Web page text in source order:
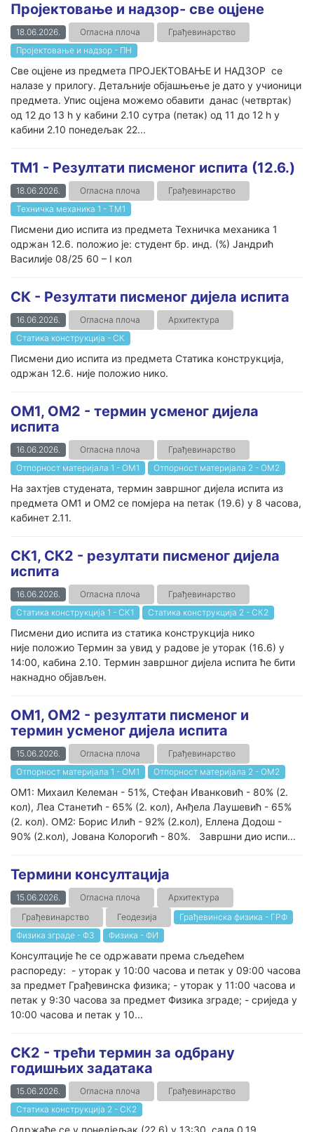
Пројектовање и надзор- све оцјене
18.06.2026. Огласна плоча
Грађевинарство
Пројектовање и надзор - ПН
Све оцјене из предмета ПРОЈЕКТОВАЊЕ И НАДЗОР се
налазе у прилогу. Детаљније објашњење је дато у учионици
предмета. Упис оцјена можемо обавити данас (четвртак)
од 12 до 13 h у кабини 2.10 сутра (петак) од 11 до 12 h у
кабини 2.10 понедељак 22...
ТМ1 - Резултати писменог испита (12.6.)
18.06.2026. Огласна плоча
Грађевинарство
Техничка механика 1 - ТМ1
Писмени дио испита из предмета Техничка механика 1
одржан 12.6. положио је: студент бр. инд. (%) Јандрић
Василије 08/25 60 – I кол
СК - Резултати писменог дијела испита
16.06.2026. Огласна плоча
Архитектура
Статика конструкција - СК
Писмени дио испита из предмета Статика конструкција,
одржан 12.6. није положио нико.
ОМ1, ОМ2 - термин усменог дијела
испита
16.06.2026. Огласна плоча
Грађевинарство
Отпорност материјала 1 - ОМ1
Отпорност материјала 2 - ОМ2
На захтјев студената, термин завршног дијела испита из
предмета ОМ1 и ОМ2 се помјера на петак (19.6) у 8 часова,
кабинет 2.11.
СК1, СК2 - резултати писменог дијела
испита
16.06.2026. Огласна плоча
Грађевинарство
Статика конструкција 1 - СК1
Статика конструкција 2 - СК2
Писмени дио испита из статика конструкција нико
није положио Термин за увид у радове је уторак (16.6) у
14:00, кабина 2.10. Термин завршног дијела испита ће бити
накнадно објављен.
ОМ1, ОМ2 - резултати писменог и
термин усменог дијела испита
15.06.2026. Огласна плоча
Грађевинарство
Отпорност материјала 1 - ОМ1
Отпорност материјала 2 - ОМ2
ОМ1: Михаил Келеман - 51%, Стефан Иванковић - 80% (2.
кол), Леа Станетић - 65% (2. кол), Анђела Лаушевић - 65%
(2. кол). ОМ2: Борис Илић - 92% (2.кол), Еллена Додош -
90% (2.кол), Јована Колорогић - 80%. Завршни дио испи...
Термини консултација
15.06.2026. Огласна плоча
Архитектура
Грађевинарство
Геодезија
Грађевинска физика - ГРФ
Физика зграде - ФЗ
Физика - ФИ
Консултације ће се одржавати према сљедећем
распореду: - уторак у 10:00 часова и петак у 09:00 часова
за предмет Грађевинска физика; - уторак у 11:00 часова и
петак у 9:30 часова за предмет Физика зграде; - сриједа у
10:00 часова и петак у 10...
СК2 - трећи термин за одбрану
годишњих задатака
15.06.2026. Огласна плоча
Грађевинарство
Статика конструкција 2 - СК2
Одржаће се у понедјељак (22.6) у 13:30, сала 0.19.